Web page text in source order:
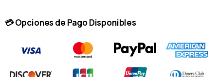
🛒 Recupera carritos
📈 Marketing automatizado
💳 Opciones de Pago Disponibles